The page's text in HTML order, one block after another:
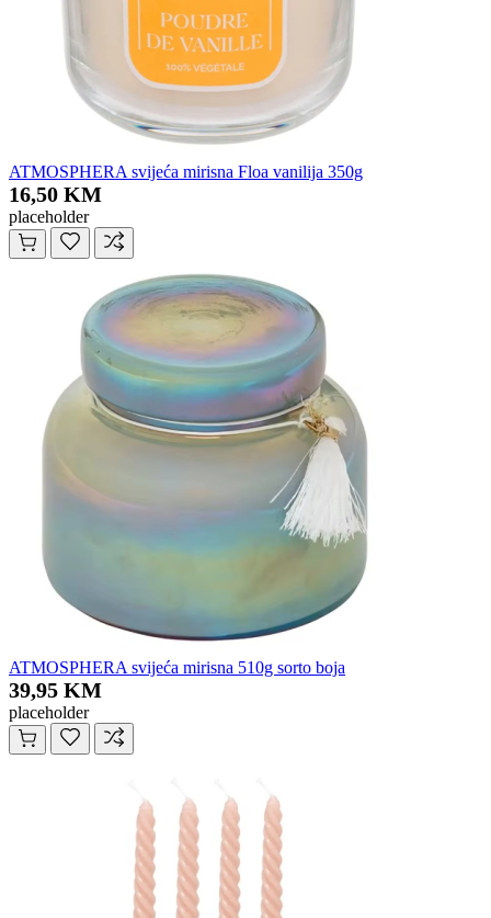
ATMOSPHERA svijeća mirisna Floa vanilija 350g
16,50 KM
placeholder
ATMOSPHERA svijeća mirisna 510g sorto boja
39,95 KM
placeholder